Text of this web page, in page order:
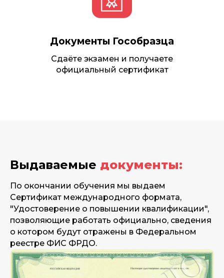
Документы Гособразца
Сдаёте экзамен и получаете
официальный сертификат
Выдаваемые документы:
По окончании обучения мы выдаем
Сертификат международного формата,
"Удостоверение о повышении квалификации",
позволяющие работать официально, сведения
о котором будут отражены в Федеральном
реестре ФИС ФРДО.